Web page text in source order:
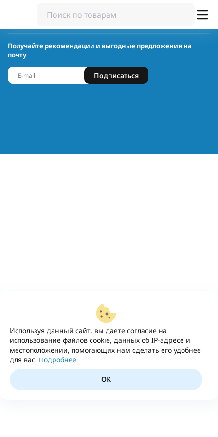
Используя данный сайт, вы даете согласие на
использование файлов cookie, данных об IP-адресе и
местоположении, помогающих нам сделать его удобнее
для вас. Подробнее
OK
Получайте рекомендации и выгодные предложения на
почту
Подписаться